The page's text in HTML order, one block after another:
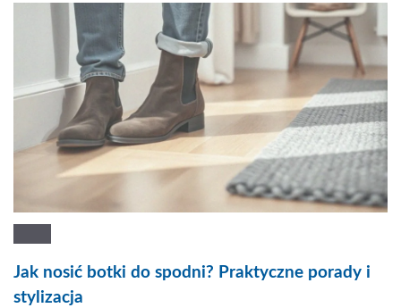
Jak nosić botki do spodni? Praktyczne porady i
stylizacja